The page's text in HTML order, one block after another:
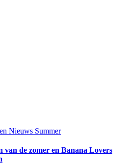
Nieuws Summer
van de zomer en Banana Lovers